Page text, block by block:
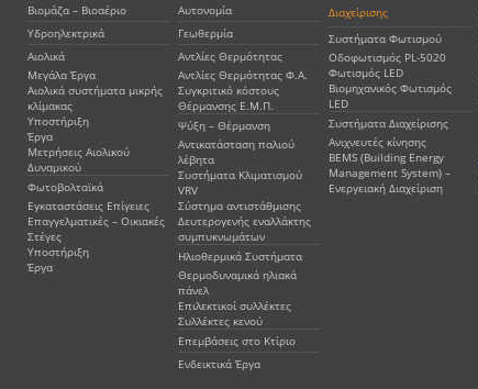
Βιομάζα – Βιοαέριο
Υδροηλεκτρικά
Αιολικά
Μεγάλα Έργα
Αιολικά συστήματα μικρής
κλίμακας
Υποστήριξη
Έργα
Μετρήσεις Αιολικού
Δυναμικού
Φωτοβολταϊκά
Εγκαταστάσεις Επίγειες
Επαγγελματικές – Οικιακές
Στέγες
Υποστήριξη
Έργα
Αυτονομία
Γεωθερμία
Αντλίες Θερμότητας
Αντλίες Θερμότητας Φ.Α.
Συγκριτικό κόστους
Θέρμανσης Ε.Μ.Π.
Ψύξη – Θέρμανση
Αντικατάσταση παλιού
λέβητα
Συστήματα Κλιματισμού
VRV
Σύστημα αντιστάθμισης
Δευτερογενής εναλλάκτης
συμπυκνωμάτων
Ηλιοθερμικά Συστήματα
Θερμοδυναμικά ηλιακά
πάνελ
Επιλεκτικοί συλλέκτες
Συλλέκτες κενού
Επεμβάσεις στο Κτίριο
Ενδεικτικά Έργα
Διαχείρισης
Συστήματα Φωτισμού
Οδοφωτισμός PL-5020
Φωτισμός LED
Βιομηχανικός Φωτισμός
LED
Συστήματα Διαχείρισης
Ανιχνευτές κίνησης
BEMS (Building Energy
Management System) –
Ενεργειακή Διαχείριση